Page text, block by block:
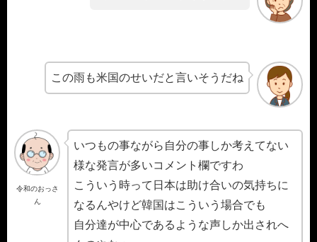
この雨も米国のせいだと言いそうだね
令和のおっさ
ん
いつもの事ながら自分の事しか考えてない
様な発言が多いコメント欄ですわ
こういう時って日本は助け合いの気持ちに
なるんやけど韓国はこういう場合でも
自分達が中心であるような声しか出されへ